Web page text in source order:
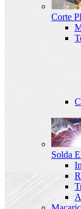
Corte
Solda